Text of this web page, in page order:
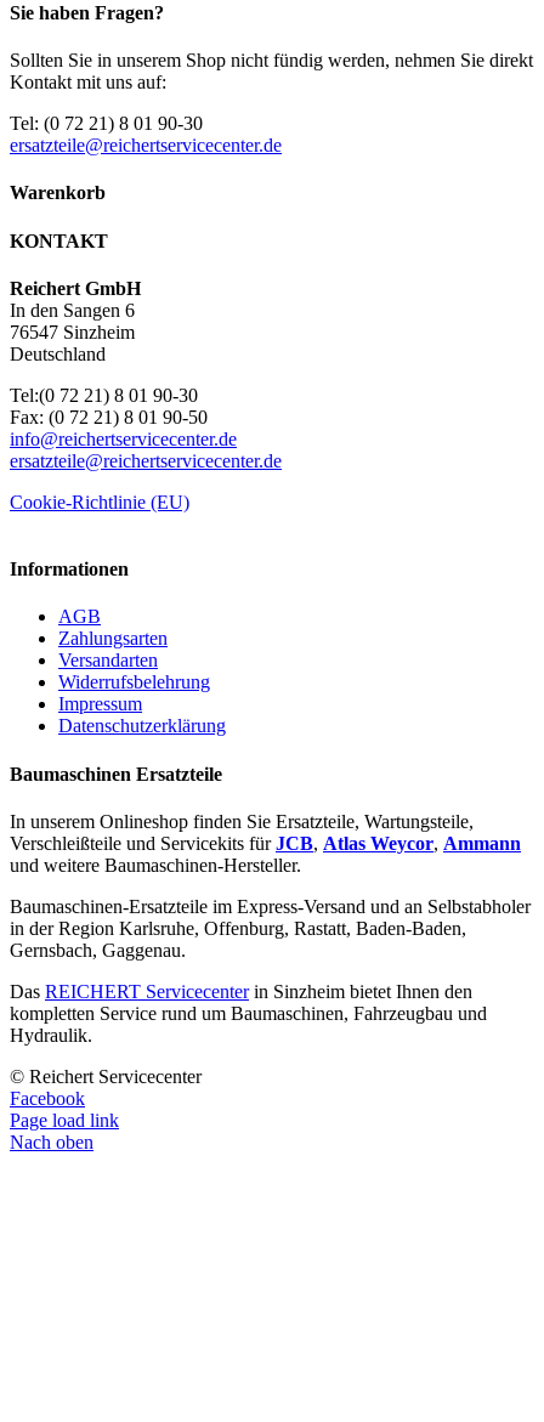
Sie haben Fragen?
Sollten Sie in unserem Shop nicht fündig werden, nehmen Sie direkt
Kontakt mit uns auf:
Tel: (0 72 21) 8 01 90-30
ersatzteile@reichertservicecenter.de
Warenkorb
KONTAKT
Reichert GmbH
In den Sangen 6
76547 Sinzheim
Deutschland
Tel:(0 72 21) 8 01 90-30
Fax: (0 72 21) 8 01 90-50
info@reichertservicecenter.de
ersatzteile@reichertservicecenter.de
Cookie-Richtlinie (EU)
Informationen
AGB
Zahlungsarten
Versandarten
Widerrufsbelehrung
Impressum
Datenschutzerklärung
Baumaschinen Ersatzteile
In unserem Onlineshop finden Sie Ersatzteile, Wartungsteile,
Verschleißteile und Servicekits fürJCB, Atlas Weycor, Ammann
und weitere Baumaschinen-Hersteller.
Baumaschinen-Ersatzteile im Express-Versand und an Selbstabholer
in der Region Karlsruhe, Offenburg, Rastatt, Baden-Baden,
Gernsbach, Gaggenau.
Das REICHERT Servicecenterin Sinzheim bietet Ihnen den
kompletten Service rund um Baumaschinen, Fahrzeugbau und
Hydraulik.
© Reichert Servicecenter
Facebook
Page load link
Nach oben